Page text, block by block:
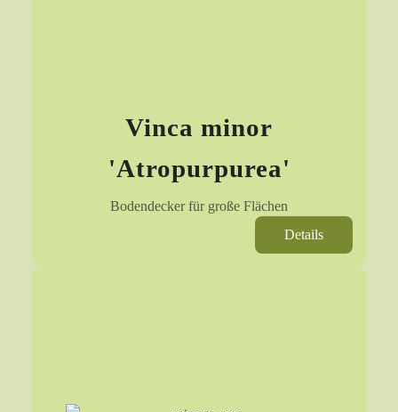
Vinca minor
'Atropurpurea'
Bodendecker für große Flächen
Details